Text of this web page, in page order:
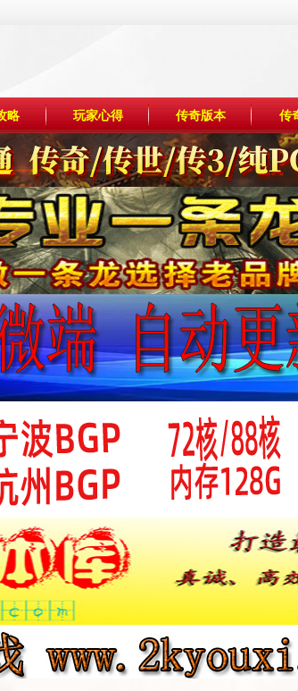
略 玩家心得 传奇版本 传